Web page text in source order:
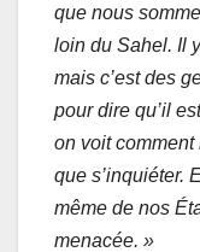
que nous
loin du Sahel. Il
mais c’est des
pour dire qu’il
on voit
que s’inquiéter.
même de nos
menacée. »